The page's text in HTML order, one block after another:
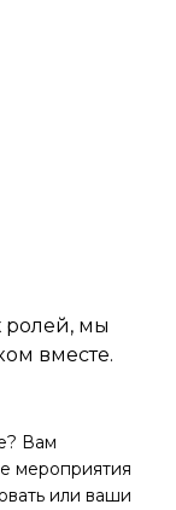
ролей, мы
вместе.
Вам
мероприятия
или ваши